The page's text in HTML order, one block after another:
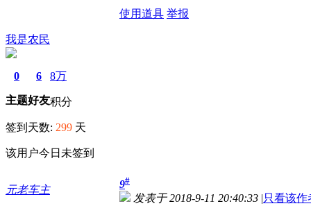
使用道具 举报
我是农民
0
主题
6
好友
8万
积分
签到天数: 299 天
该用户今日未签到
元老车主 9#
发表于 2018-9-11 20:40:33 |只看该作